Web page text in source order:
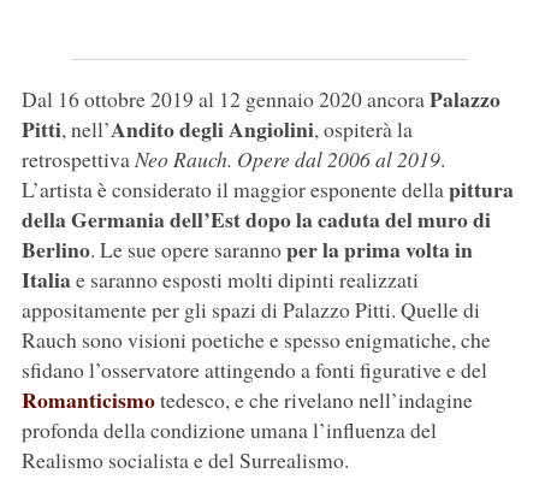
Dal 16 ottobre 2019 al 12 gennaio 2020 ancoraPalazzo
Pitti, nell’Andito degli Angiolini, ospiterà la
retrospettivaNeo Rauch. Opere dal 2006 al 2019.
L’artista è considerato il maggior esponente dellapittura
della Germania dell’Est dopo la caduta del muro di
Berlino. Le sue opere sarannoper la prima volta in
Italiae saranno esposti molti dipinti realizzati
appositamente per gli spazi di Palazzo Pitti. Quelle di
Rauch sono visioni poetiche e spesso enigmatiche, che
sfidano l’osservatore attingendo a fonti figurative e del
Romanticismotedesco, e che rivelano nell’indagine
profonda della condizione umana l’influenza del
Realismo socialista e del Surrealismo.